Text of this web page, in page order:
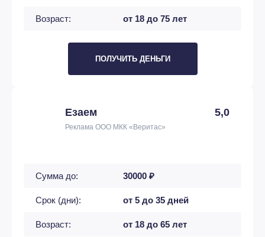
Возраст: от 18 до 75 лет
ПОЛУЧИТЬ ДЕНЬГИ
Езаем 5,0
Реклама ООО МКК «Веритас»
Сумма до: 30000 ₽
Срок (дни): от 5 до 35 дней
Возраст: от 18 до 65 лет